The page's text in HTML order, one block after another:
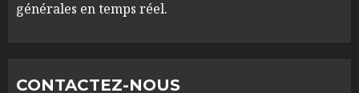
générales en temps réel.
CONTACTEZ-NOUS